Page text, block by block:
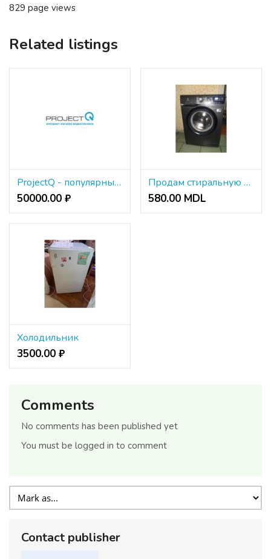
829 page views
Related listings
ProjectQ - популярные проекторы в наличии и на заказ
50000.00 ₽
Продам стиральную машину Electrolux на запчасти
580.00 MDL
Холодильник
3500.00 ₽
Comments
No comments has been published yet
You must be logged in to comment
Contact publisher